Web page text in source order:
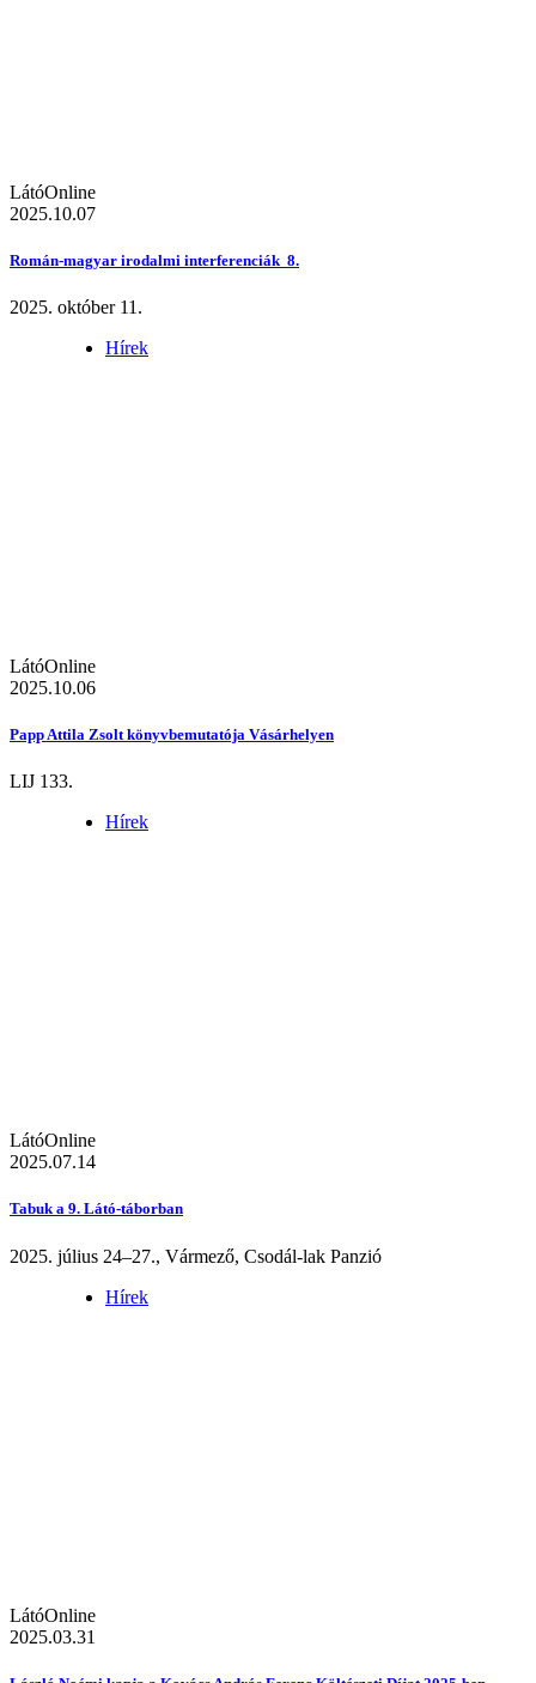
LátóOnline
2025.10.07
Román-magyar irodalmi interferenciák 8.
2025. október 11.
Hírek
LátóOnline
2025.10.06
Papp Attila Zsolt könyvbemutatója Vásárhelyen
LIJ 133.
Hírek
LátóOnline
2025.07.14
Tabuk a 9. Látó-táborban
2025. július 24–27., Vármező, Csodál-lak Panzió
Hírek
LátóOnline
2025.03.31